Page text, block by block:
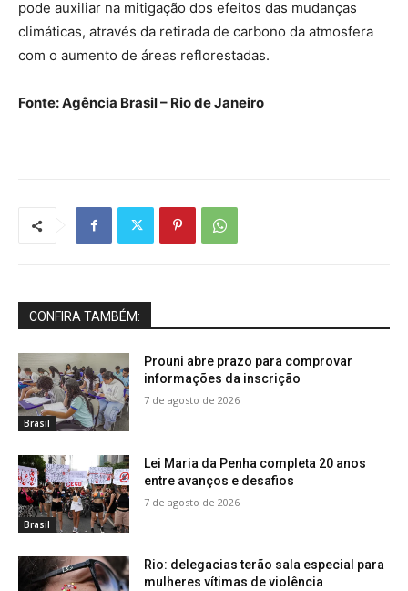
pode auxiliar na mitigação dos efeitos das mudanças
climáticas, através da retirada de carbono da atmosfera
com o aumento de áreas reflorestadas.
Fonte: Agência Brasil – Rio de Janeiro
CONFIRA TAMBÉM:
Brasil
Prouni abre prazo para comprovar
informações da inscrição
7 de agosto de 2026
Brasil
Lei Maria da Penha completa 20 anos
entre avanços e desafios
7 de agosto de 2026
Rio: delegacias terão sala especial para
mulheres vítimas de violência